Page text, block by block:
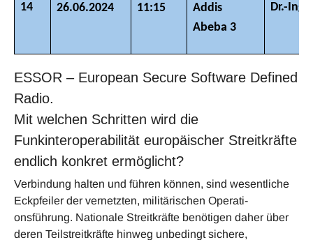
14 26.06.2024 11:15
Addis
Abeba 3
Dr.-Ing.
ESSOR – European Secure Software Defined
Radio.
Mit welchen Schritten wird die
Funkinteroperabilität europäischer Streitkräfte
endlich konkret ermöglicht?
Verbindung halten und führen können, sind wesentliche
Eckpfeiler der vernetzten, militärischen Operati­
onsführung. Nationale Streitkräfte benötigen daher über
deren Teilstreitkräfte hinweg unbedingt sichere,